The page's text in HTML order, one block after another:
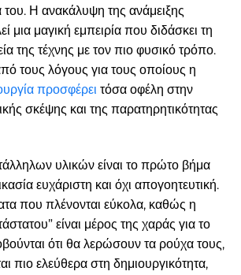
του. Η ανακάλυψη της ανάμειξης
μια μαγική εμπειρία που διδάσκει τη
της τέχνης με τον πιο φυσικό τρόπο.
τους λόγους για τους οποίους η
προσφέρει τόσα οφέλη στην
σκέψης και της παρατηρητικότητας
υλικών είναι το πρώτο βήμα
ευχάριστη και όχι απογοητευτική.
που πλένονται εύκολα, καθώς η
είναι μέρος της χαράς για το
ότι θα λερώσουν τα ρούχα τους,
πιο ελεύθερα στη δημιουργικότητα,